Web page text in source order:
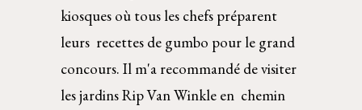
kiosques où tous les chefs préparent
leurs  recettes de gumbo pour le grand
concours. Il m'a recommandé de visiter
les jardins Rip Van Winkle en  chemin